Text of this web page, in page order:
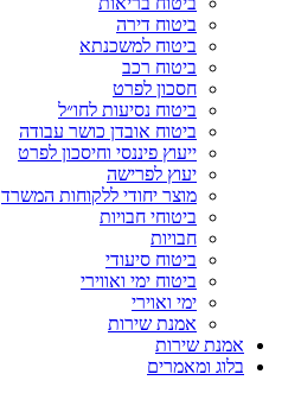
ביטוח דירה
ביטוח למשכנתא
ביטוח רכב
חסכון לפרט
ביטוח נסיעות לחו״ל
ביטוח אובדן כושר עבודה
ייעוץ פיננסי וחיסכון לפרט
יעוץ לפרישה
מוצר יחודי ללקוחות המשרד
ביטוחי חבויות
חבויות
ביטוח סיעודי
ביטוח ימי ואווירי
ימי ואוירי
אמנת שירות
אמנת שירות
בלוג ומאמרים